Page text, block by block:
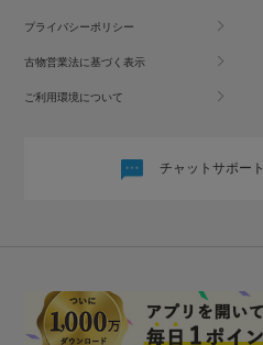
プライバシーポリシー
古物営業法に基づく表示
ご利用環境について
チャットサポート